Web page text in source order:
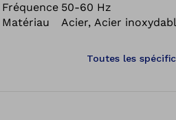
également de vous offrir un
une conception fonctionnelle et
Fréquence 50-60 Hz
Matériau
Acier, Acier
Toutes les